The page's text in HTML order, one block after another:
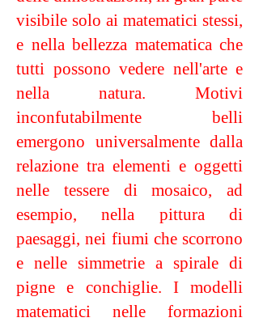
visibile solo ai matematici stessi,
e nella bellezza matematica che
tutti possono vedere nell'arte e
nella natura. Motivi
inconfutabilmente belli
emergono universalmente dalla
relazione tra elementi e oggetti
nelle tessere di mosaico, ad
esempio, nella pittura di
paesaggi, nei fiumi che scorrono
e nelle simmetrie a spirale di
pigne e conchiglie. I modelli
matematici nelle formazioni